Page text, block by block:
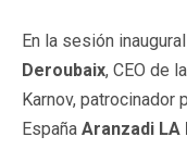
En la sesión
Deroubaix, CEO de
Karnov, patrocinador
España Aranzadi LA